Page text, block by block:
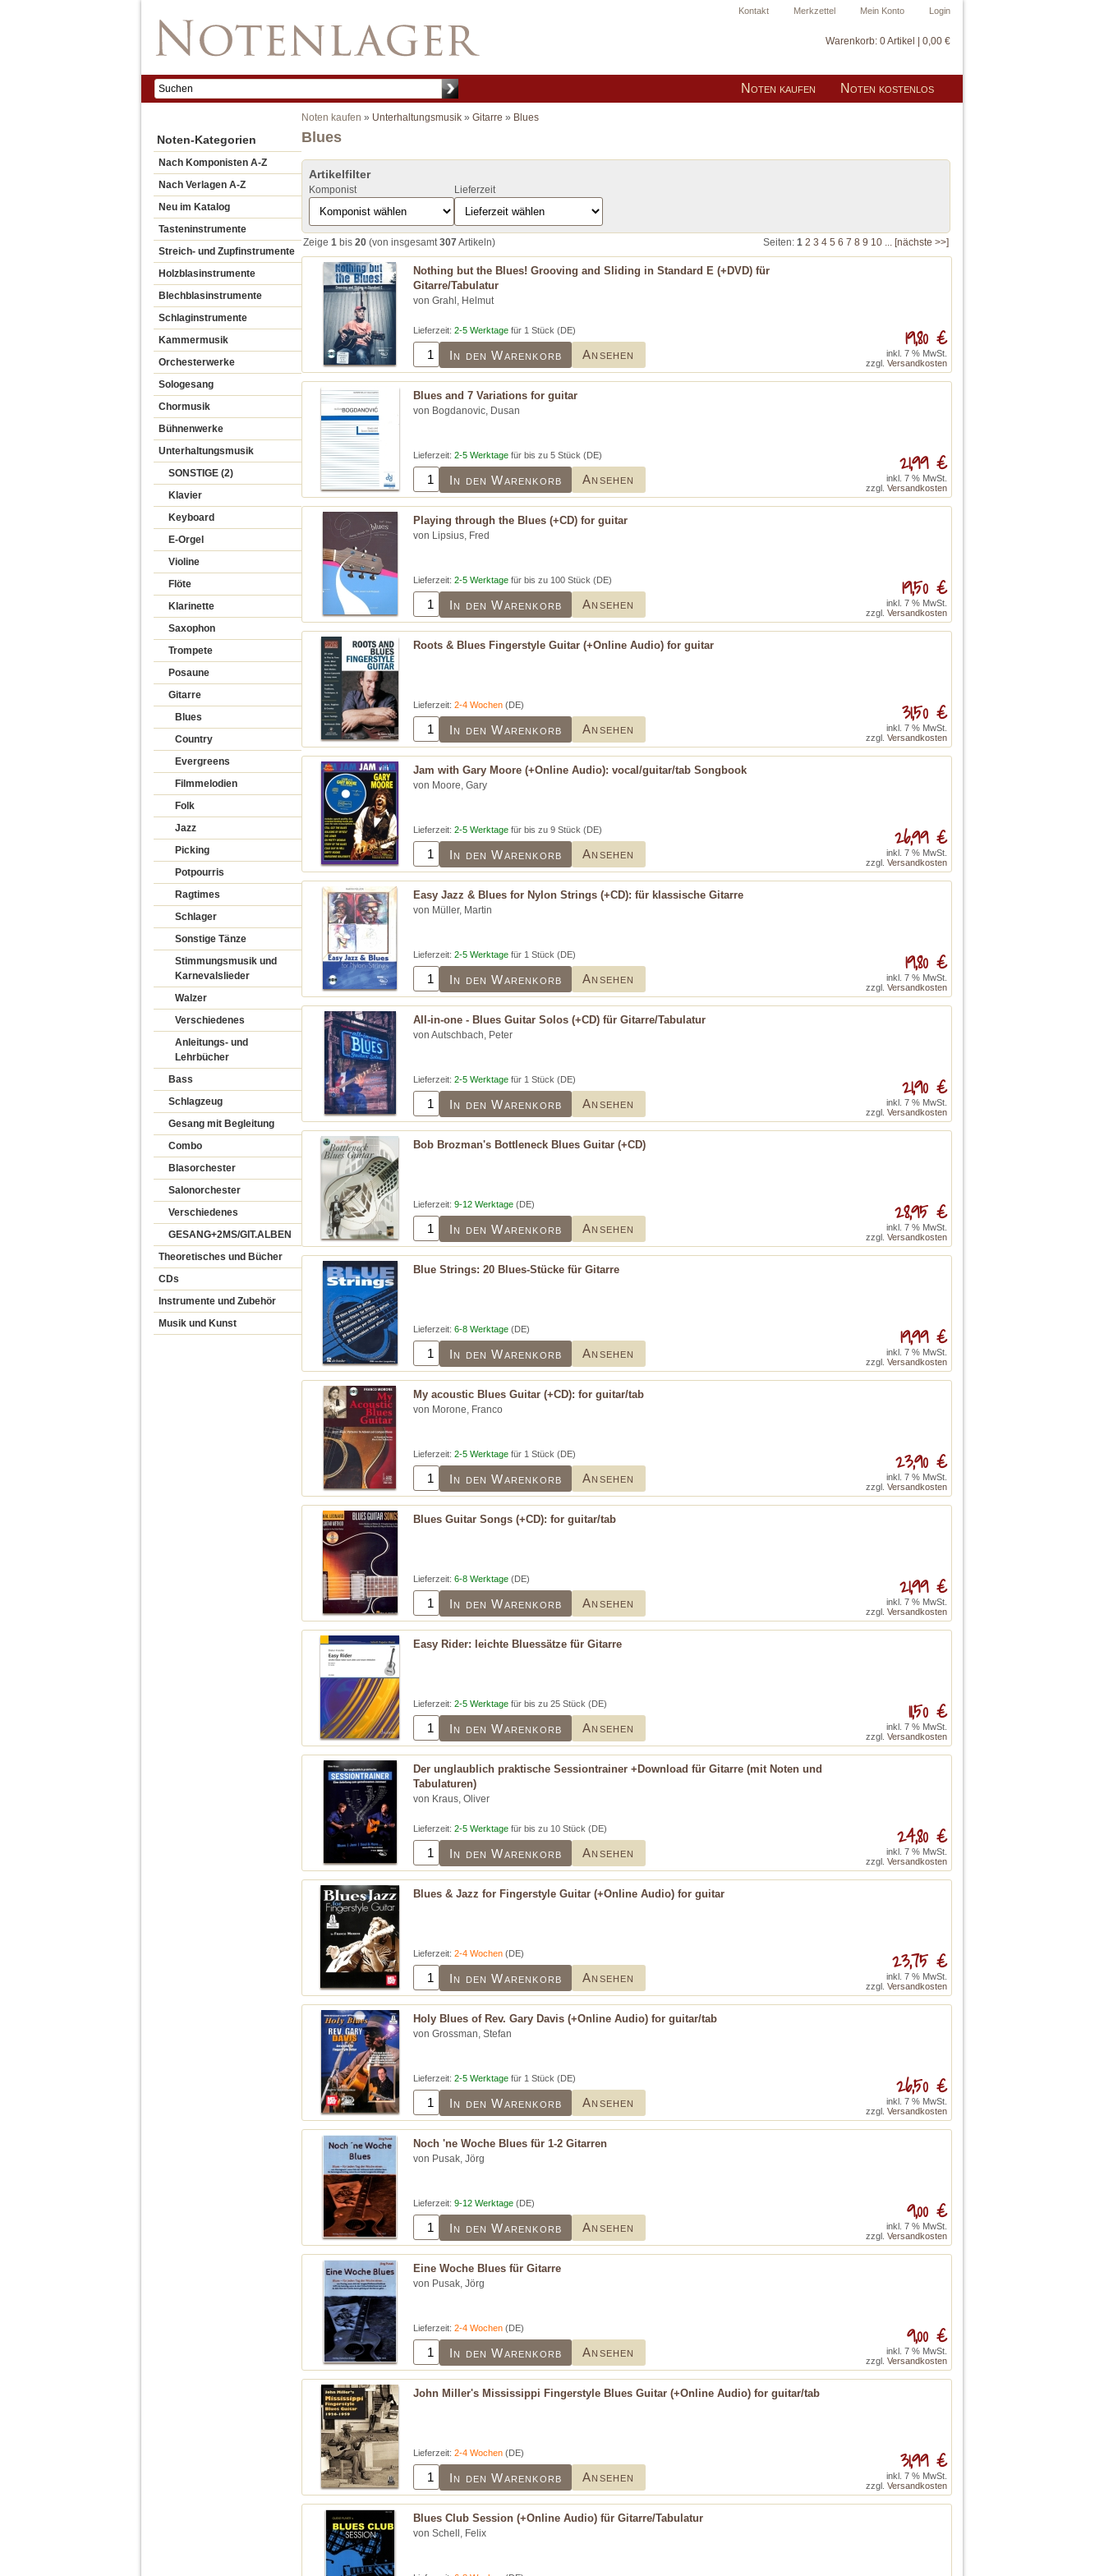
Login
Mein Konto
Merkzettel
Kontakt
Warenkorb: 0 Artikel | 0,00 €
Noten kaufen Noten kostenlos
Noten-Kategorien
Nach Komponisten A-Z
Nach Verlagen A-Z
Neu im Katalog
Tasteninstrumente
Streich- und Zupfinstrumente
Holzblasinstrumente
Blechblasinstrumente
Schlaginstrumente
Kammermusik
Orchesterwerke
Sologesang
Chormusik
Bühnenwerke
Unterhaltungsmusik
SONSTIGE (2)
Klavier
Keyboard
E-Orgel
Violine
Flöte
Klarinette
Saxophon
Trompete
Posaune
Gitarre
Blues
Country
Evergreens
Filmmelodien
Folk
Jazz
Picking
Potpourris
Ragtimes
Schlager
Sonstige Tänze
Stimmungsmusik und
Karnevalslieder
Walzer
Verschiedenes
Anleitungs- und
Lehrbücher
Bass
Schlagzeug
Gesang mit Begleitung
Combo
Blasorchester
Salonorchester
Verschiedenes
GESANG+2MS/GIT.ALBEN
Theoretisches und Bücher
CDs
Instrumente und Zubehör
Musik und Kunst
Noten kaufen » Unterhaltungsmusik » Gitarre » Blues
Blues
Artikelfilter
Komponist Lieferzeit
Zeige 1 bis 20 (von insgesamt307Artikeln) Seiten: 1 2 3 4 5 6 7 8 9 10 ... [nächste >>]
Nothing but the Blues! Grooving and Sliding in Standard E (+DVD) für
Gitarre/Tabulatur
von Grahl, Helmut
Lieferzeit: 2-5 Werktage für 1 Stück (DE)
In den Warenkorb Ansehen
19,80 €
inkl. 7 % MwSt.
zzgl. Versandkosten
Blues and 7 Variations for guitar
von Bogdanovic, Dusan
Lieferzeit: 2-5 Werktage für bis zu 5 Stück (DE)
In den Warenkorb Ansehen
21,99 €
inkl. 7 % MwSt.
zzgl. Versandkosten
Playing through the Blues (+CD) for guitar
von Lipsius, Fred
Lieferzeit: 2-5 Werktage für bis zu 100 Stück (DE)
In den Warenkorb Ansehen
19,50 €
inkl. 7 % MwSt.
zzgl. Versandkosten
Roots & Blues Fingerstyle Guitar (+Online Audio) for guitar
Lieferzeit: 2-4 Wochen (DE)
In den Warenkorb Ansehen
31,50 €
inkl. 7 % MwSt.
zzgl. Versandkosten
Jam with Gary Moore (+Online Audio): vocal/guitar/tab Songbook
von Moore, Gary
Lieferzeit: 2-5 Werktage für bis zu 9 Stück (DE)
In den Warenkorb Ansehen
26,99 €
inkl. 7 % MwSt.
zzgl. Versandkosten
Easy Jazz & Blues for Nylon Strings (+CD): für klassische Gitarre
von Müller, Martin
Lieferzeit: 2-5 Werktage für 1 Stück (DE)
In den Warenkorb Ansehen
19,80 €
inkl. 7 % MwSt.
zzgl. Versandkosten
All-in-one - Blues Guitar Solos (+CD) für Gitarre/Tabulatur
von Autschbach, Peter
Lieferzeit: 2-5 Werktage für 1 Stück (DE)
In den Warenkorb Ansehen
21,90 €
inkl. 7 % MwSt.
zzgl. Versandkosten
Bob Brozman's Bottleneck Blues Guitar (+CD)
Lieferzeit: 9-12 Werktage (DE)
In den Warenkorb Ansehen
28,95 €
inkl. 7 % MwSt.
zzgl. Versandkosten
Blue Strings: 20 Blues-Stücke für Gitarre
Lieferzeit: 6-8 Werktage (DE)
In den Warenkorb Ansehen
19,99 €
inkl. 7 % MwSt.
zzgl. Versandkosten
My acoustic Blues Guitar (+CD): for guitar/tab
von Morone, Franco
Lieferzeit: 2-5 Werktage für 1 Stück (DE)
In den Warenkorb Ansehen
23,90 €
inkl. 7 % MwSt.
zzgl. Versandkosten
Blues Guitar Songs (+CD): for guitar/tab
Lieferzeit: 6-8 Werktage (DE)
In den Warenkorb Ansehen
21,99 €
inkl. 7 % MwSt.
zzgl. Versandkosten
Easy Rider: leichte Bluessätze für Gitarre
Lieferzeit: 2-5 Werktage für bis zu 25 Stück (DE)
In den Warenkorb Ansehen
11,50 €
inkl. 7 % MwSt.
zzgl. Versandkosten
Der unglaublich praktische Sessiontrainer +Download für Gitarre (mit Noten und
Tabulaturen)
von Kraus, Oliver
Lieferzeit: 2-5 Werktage für bis zu 10 Stück (DE)
In den Warenkorb Ansehen
24,80 €
inkl. 7 % MwSt.
zzgl. Versandkosten
Blues & Jazz for Fingerstyle Guitar (+Online Audio) for guitar
Lieferzeit: 2-4 Wochen (DE)
In den Warenkorb Ansehen
23,75 €
inkl. 7 % MwSt.
zzgl. Versandkosten
Holy Blues of Rev. Gary Davis (+Online Audio) for guitar/tab
von Grossman, Stefan
Lieferzeit: 2-5 Werktage für 1 Stück (DE)
In den Warenkorb Ansehen
26,50 €
inkl. 7 % MwSt.
zzgl. Versandkosten
Noch 'ne Woche Blues für 1-2 Gitarren
von Pusak, Jörg
Lieferzeit: 9-12 Werktage (DE)
In den Warenkorb Ansehen
9,00 €
inkl. 7 % MwSt.
zzgl. Versandkosten
Eine Woche Blues für Gitarre
von Pusak, Jörg
Lieferzeit: 2-4 Wochen (DE)
In den Warenkorb Ansehen
9,00 €
inkl. 7 % MwSt.
zzgl. Versandkosten
John Miller's Mississippi Fingerstyle Blues Guitar (+Online Audio) for guitar/tab
Lieferzeit: 2-4 Wochen (DE)
In den Warenkorb Ansehen
31,99 €
inkl. 7 % MwSt.
zzgl. Versandkosten
Blues Club Session (+Online Audio) für Gitarre/Tabulatur
von Schell, Felix